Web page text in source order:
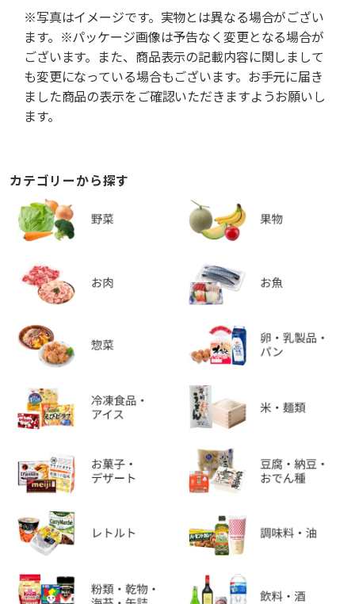
※写真はイメージです。実物とは異なる場合がござい
ます。※パッケージ画像は予告なく変更となる場合が
ございます。また、商品表示の記載内容に関しまして
も変更になっている場合もございます。お手元に届き
ました商品の表示をご確認いただきますようお願いし
ます。
カテゴリーから探す